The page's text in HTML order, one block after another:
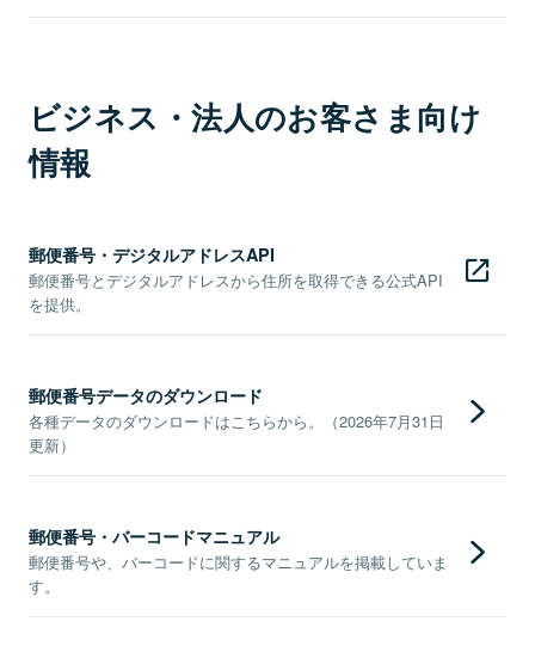
ビジネス・法人のお客さま向け
情報
郵便番号・デジタルアドレスAPI
郵便番号とデジタルアドレスから住所を取得できる公式API
を提供。
郵便番号データのダウンロード
各種データのダウンロードはこちらから。（2026年7月31日
更新）
郵便番号・バーコードマニュアル
郵便番号や、バーコードに関するマニュアルを掲載していま
す。